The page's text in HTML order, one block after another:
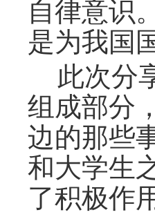
自律意识
是为我国
此次分
组成部分
边的那些
和大学生
了积极作